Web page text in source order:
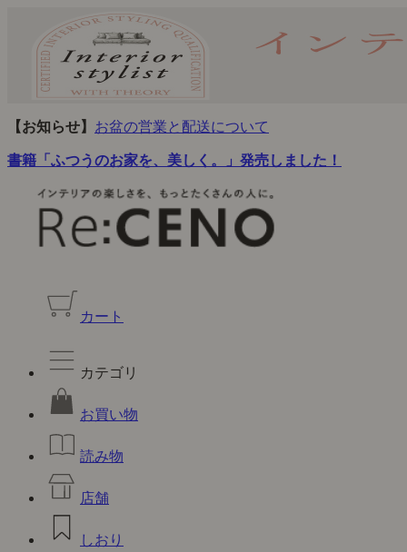
【お知らせ】 お盆の営業と配送について
書籍「ふつうのお家を、美しく。」発売しました！
カート
カテゴリ
お買い物
読み物
店舗
しおり